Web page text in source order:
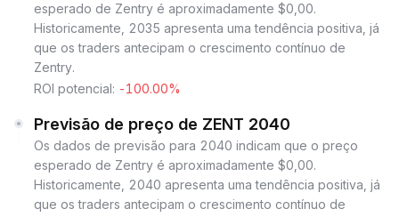
esperado de Zentry é aproximadamente $0,00.
Historicamente, 2035 apresenta uma tendência positiva, já
que os traders antecipam o crescimento contínuo de
Zentry.
ROI potencial: -100.00%
Previsão de preço de ZENT 2040
Os dados de previsão para 2040 indicam que o preço
esperado de Zentry é aproximadamente $0,00.
Historicamente, 2040 apresenta uma tendência positiva, já
que os traders antecipam o crescimento contínuo de